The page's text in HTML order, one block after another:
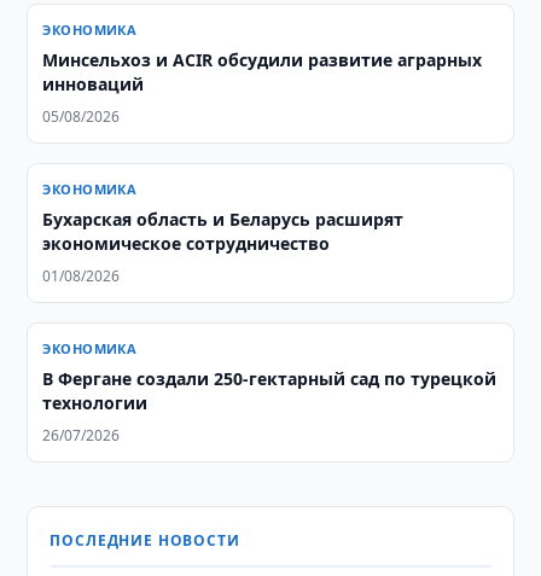
ЭКОНОМИКА
Минсельхоз и ACIR обсудили развитие аграрных
инноваций
05/08/2026
ЭКОНОМИКА
Бухарская область и Беларусь расширят
экономическое сотрудничество
01/08/2026
ЭКОНОМИКА
В Фергане создали 250-гектарный сад по турецкой
технологии
26/07/2026
ПОСЛЕДНИЕ НОВОСТИ